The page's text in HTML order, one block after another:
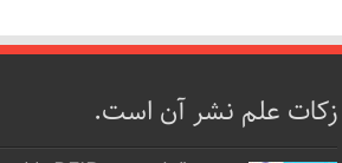
زکات علم نشر آن است.